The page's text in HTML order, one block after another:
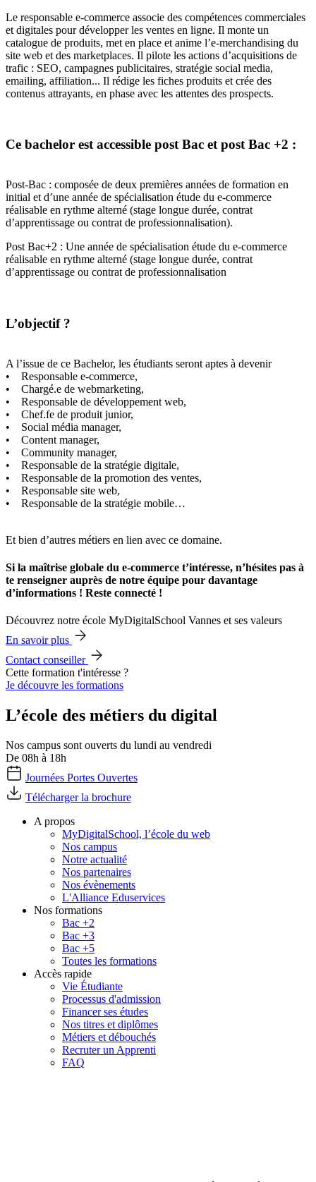
Le responsable e-commerce associe des compétences commerciales
et digitales pour développer les ventes en ligne. Il monte un
catalogue de produits, met en place et anime l’e-merchandising du
site web et des marketplaces. Il pilote les actions d’acquisitions de
trafic : SEO, campagnes publicitaires, stratégie social media,
emailing, affiliation... Il rédige les fiches produits et crée des
contenus attrayants, en phase avec les attentes des prospects.
Ce bachelor est accessible post Bac et post Bac +2 :
Post-Bac : composée de deux premières années de formation en
initial et d’une année de spécialisation étude du e-commerce
réalisable en rythme alterné (stage longue durée, contrat
d’apprentissage ou contrat de professionnalisation).
Post Bac+2 : Une année de spécialisation étude du e-commerce
réalisable en rythme alterné (stage longue durée, contrat
d’apprentissage ou contrat de professionnalisation
L’objectif ?
A l’issue de ce Bachelor, les étudiants seront aptes à devenir
• Responsable e-commerce,
• Chargé.e de webmarketing,
• Responsable de développement web,
• Chef.fe de produit junior,
• Social média manager,
• Content manager,
• Community manager,
• Responsable de la stratégie digitale,
• Responsable de la promotion des ventes,
• Responsable site web,
• Responsable de la stratégie mobile…
Et bien d’autres métiers en lien avec ce domaine.
Si la maîtrise globale du e-commerce t’intéresse, n’hésites pas à
te renseigner auprès de notre équipe pour davantage
d’informations ! Reste connecté !
Découvrez notre école MyDigitalSchool Vannes et ses valeurs
En savoir plus
Contact conseiller
Cette formation t'intéresse ?
Je découvre les formations
L’école des métiers du digital
Nos campus sont ouverts du lundi au vendredi
De 08h à 18h
Journées Portes Ouvertes
Télécharger la brochure
A propos
MyDigitalSchool, l’école du web
Nos campus
Notre actualité
Nos partenaires
Nos évènements
L'Alliance Eduservices
Nos formations
Bac +2
Bac +3
Bac +5
Toutes les formations
Accès rapide
Vie Étudiante
Processus d'admission
Financer ses études
Nos titres et diplômes
Métiers et débouchés
Recruter un Apprenti
FAQ